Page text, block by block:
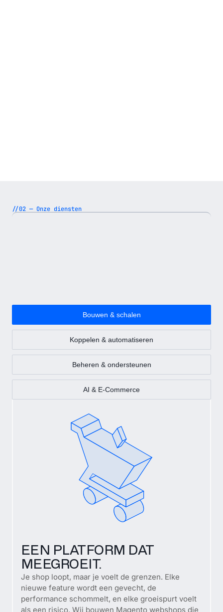
//02 — Onze diensten
Bouwen & schalen
Koppelen & automatiseren
Beheren & ondersteunen
AI & E-Commerce
EEN PLATFORM DAT
MEEGROEIT.
Je shop loopt, maar je voelt de grenzen. Elke
nieuwe feature wordt een gevecht, de
performance schommelt, en elke groeispurt voelt
als een risico. Wij bouwen Magento webshops die